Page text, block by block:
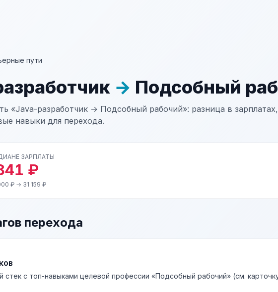
пути
→ Подсобный
«Java-разработчик → Подсобный рабочий»: разница в
навыки для перехода.
ЗАРПЛАТЫ
₽
₽ → 31 159 ₽
перехода
стек с топ-навыками целевой профессии «Подсобный рабочий» (см.